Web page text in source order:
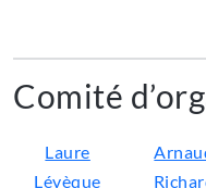
Comité
Laure
Lévèque